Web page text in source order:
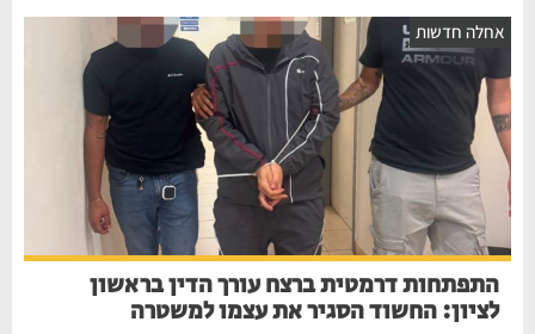
חדשות
התפתחות דרמטית ברצח עורך הדין בראשון
לציון: החשוד הסגיר את עצמו למשטרה